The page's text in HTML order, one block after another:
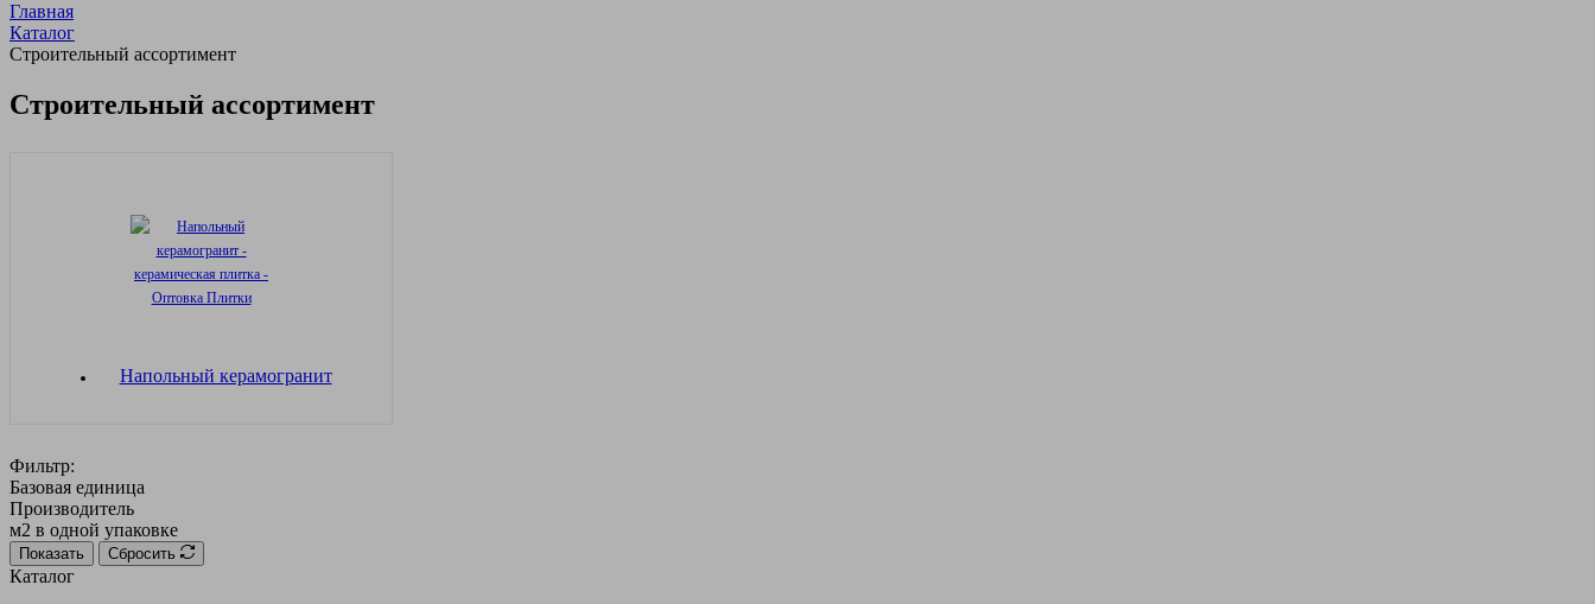
Главная
Каталог
Строительный ассортимент
Строительный ассортимент
Напольный керамогранит
Фильтр:
Базовая единица
Производитель
м2 в одной упаковке
Показать Сбросить
Каталог